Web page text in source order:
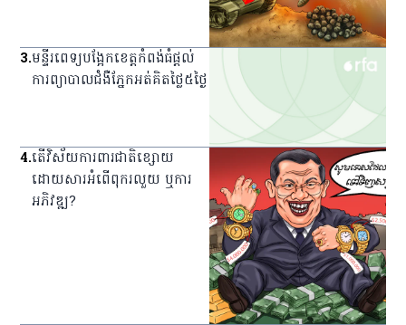
3.មន្ទីរពេទ្យ​បង្អែក​ខេត្ត​កំពង់ធំ​ផ្ដល់​
ការ​ព្យាបាល​ជំងឺ​ភ្នែក​អត់​គិត​ថ្លៃ​៥​ថ្ងៃ
4.តើវិស័យការពារជាតិខ្សោយ
ដោយសារអំពើពុករលួយ ឬការ
អភិវឌ្ឍ?